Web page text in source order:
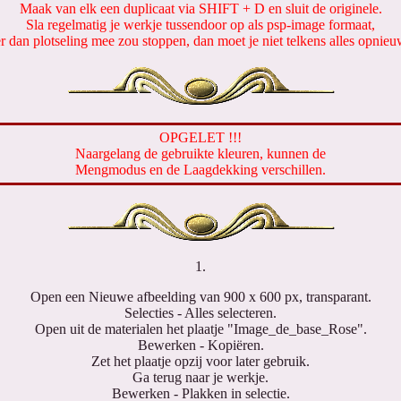
Maak van elk een duplicaat via SHIFT + D en sluit de originele.
Sla regelmatig je werkje tussendoor op als psp-image formaat,
dan plotseling mee zou stoppen, dan moet je niet telkens alles
OPGELET !!!
Naargelang de gebruikte kleuren, kunnen de
Mengmodus en de Laagdekking verschillen.
1.
Open een Nieuwe afbeelding van 900 x 600 px, transparant.
Selecties - Alles selecteren.
Open uit de materialen het plaatje "Image_de_base_Rose".
Bewerken - Kopiëren.
Zet het plaatje opzij voor later gebruik.
Ga terug naar je werkje.
Bewerken - Plakken in selectie.